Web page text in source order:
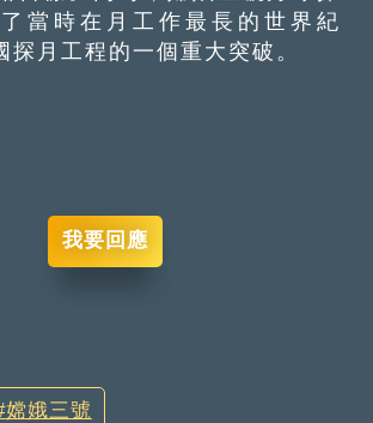
當時在月工作最長的世界紀
探月工程的一個重大突破。
我要回應
嫦娥三號